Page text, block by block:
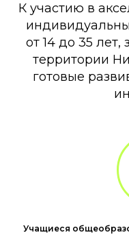
К участию в
от 14 до 35
территории
готовые
Учащиеся